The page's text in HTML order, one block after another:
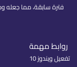
فترة سابقة، مما جعله
روابط مهمة
تفعيل ويندوز 10